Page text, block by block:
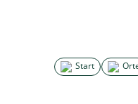
Start